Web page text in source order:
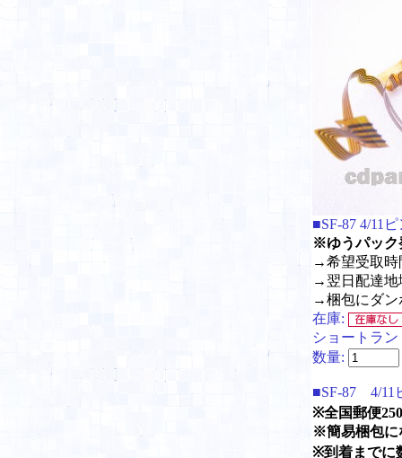
■SF-87 4/11
※ゆうパック
→希望受取時
→翌日配達地
→梱包にダン
在庫:
ショートラ
数量:
■SF-87 4/
※全国郵便
※簡易梱包に
※到着までに